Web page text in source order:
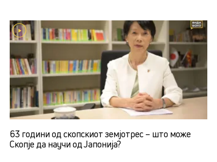
63 години од скопскиот земјотрес – што може
Скопје да научи од Јапонија?